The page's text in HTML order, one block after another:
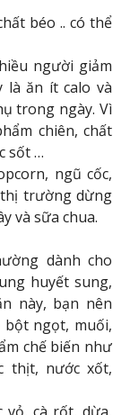
béo .. có thể
người giảm
là ăn ít calo và
trong ngày. Vì
chiên, chất
sốt …
ngũ cốc,
thị trường dừng
và sữa chua.
dành cho
huyết sung,
này, bạn nên
bột ngọt, muối,
chế biến như
thịt, nước xốt,